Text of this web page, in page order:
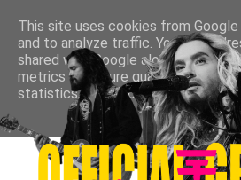
This site uses cookies from
and to analyze traffic. Your IP
shared with Google along with
metrics to ensure quality of
statistics, and to detect and
LEARN MORE